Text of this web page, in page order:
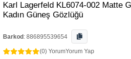
Karl Lagerfeld KL6074-002 Matte
Kadın Güneş Gözlüğü
Barkod : 886895539654
(0) YorumYorum Yap